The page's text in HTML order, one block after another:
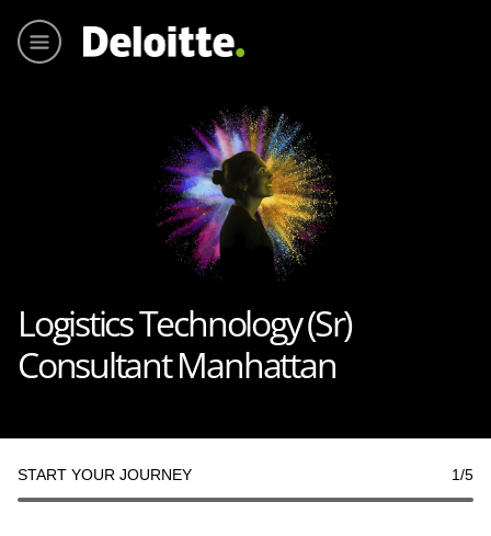
Logistics Technology (Sr)
Consultant Manhattan
START YOUR JOURNEY 1/5